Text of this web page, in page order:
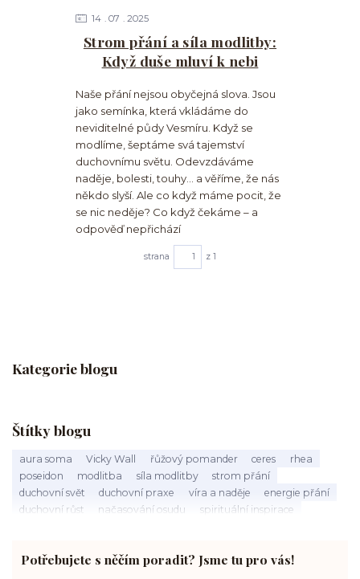
Kategorie blogu
Štítky blogu
aura soma Vicky Wall řůžový pomander ceres
rhea
poseidon
modlitba síla modlitby
strom přání
duchovní svět
duchovní praxe víra a naděje
energie přání
duchovní růst
načasování osudu
spirituální inspirace
Potřebujete s něčím poradit? Jsme tu pro vás!
Strom přání a síla modlitby:
Když duše mluví k nebi
14 07 2025
Naše přání nejsou obyčejná slova. Jsou
jako semínka, která vkládáme do
neviditelné půdy Vesmíru. Když se
modlíme, šeptáme svá tajemství
duchovnímu světu. Odevzdáváme
naděje, bolesti, touhy… a věříme, že nás
někdo slyší. Ale co když máme pocit, že
se nic neděje? Co když čekáme – a
odpověď nepřichází
strana z 1